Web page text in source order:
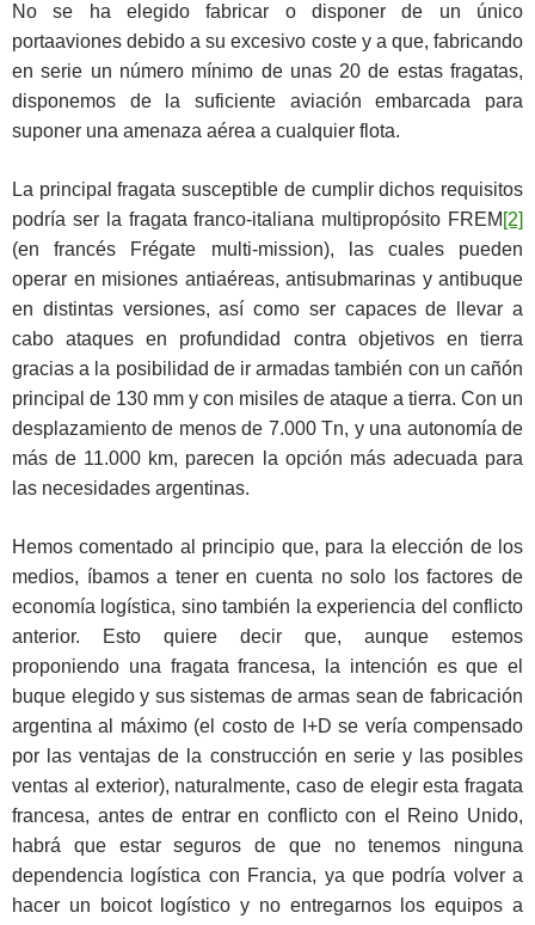
No se ha elegido fabricar o disponer de un único
portaaviones debido a su excesivo coste y a que, fabricando
en serie un número mínimo de unas 20 de estas fragatas,
disponemos de la suficiente aviación embarcada para
suponer una amenaza aérea a cualquier flota.
La principal fragata susceptible de cumplir dichos requisitos
podría ser la fragata franco-italiana multipropósito FREM [2]
(en francés Frégate multi-mission), las cuales pueden
operar en misiones antiaéreas, antisubmarinas y antibuque
en distintas versiones, así como ser capaces de llevar a
cabo ataques en profundidad contra objetivos en tierra
gracias a la posibilidad de ir armadas también con un cañón
principal de 130 mm y con misiles de ataque a tierra. Con un
desplazamiento de menos de 7.000 Tn, y una autonomía de
más de 11.000 km, parecen la opción más adecuada para
las necesidades argentinas.
Hemos comentado al principio que, para la elección de los
medios, íbamos a tener en cuenta no solo los factores de
economía logística, sino también la experiencia del conflicto
anterior. Esto quiere decir que, aunque estemos
proponiendo una fragata francesa, la intención es que el
buque elegido y sus sistemas de armas sean de fabricación
argentina al máximo (el costo de I+D se vería compensado
por las ventajas de la construcción en serie y las posibles
ventas al exterior), naturalmente, caso de elegir esta fragata
francesa, antes de entrar en conflicto con el Reino Unido,
habrá que estar seguros de que no tenemos ninguna
dependencia logística con Francia, ya que podría volver a
hacer un boicot logístico y no entregarnos los equipos a